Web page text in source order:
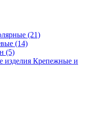
(21)
(14)
(5)
Крепежные и